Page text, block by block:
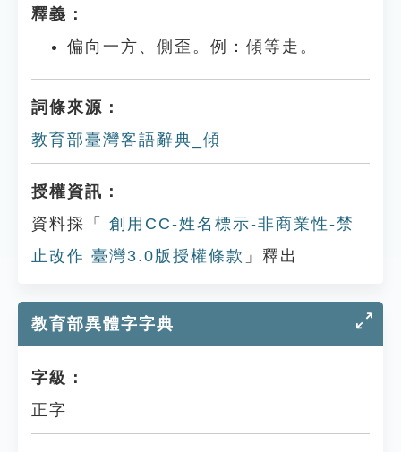
釋義：
偏向一方、側歪。例：傾等走。
詞條來源：
教育部臺灣客語辭典_傾
授權資訊：
資料採「
創用CC-姓名標示-非商業性-禁
止改作 臺灣3.0版授權條款 」釋出
教育部異體字字典
字級：
正字